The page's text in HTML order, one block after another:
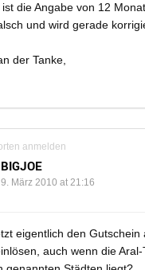
die Angabe von 12
und wird gerade
der Tanke,
anmelden
BIGJOE
9. März 2010 at 21:16
eigentlich den Gutschein
auch wenn die Aral-